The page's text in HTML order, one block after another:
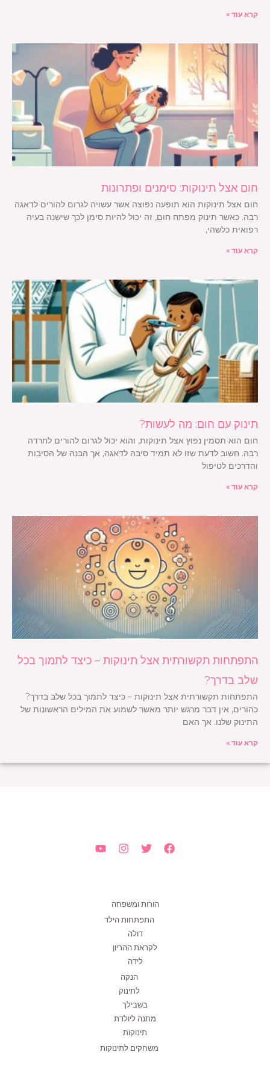
קרא עוד »
חום אצל תינוקות: סימנים ופתרונות
חום אצל תינוקות הוא תופעה נפוצה אשר עשויה לגרום להורים לדאגה
רבה. כאשר תינוק מפתח חום, זה יכול להיות סימן לכך שישנה בעיה
רפואית כלשהי,
קרא עוד »
תינוק עם חום: מה לעשות?
חום הוא תסמין נפוץ אצל תינוקות, והוא יכול לגרום להורים לחרדה
רבה. חשוב לדעת שזו לא תמיד סיבה לדאגה, אך הבנה של הסיבות
והדרכים לטיפול
קרא עוד »
התפתחות תקשורתית אצל תינוקות – כיצד לתמוך בכל
שלב בדרך?
התפתחות תקשורתית אצל תינוקות – כיצד לתמוך בכל שלב בדרך?
כהורים, אין דבר מרגש יותר מאשר לשמוע את המילים הראשונות של
התינוק שלנו. אך האם
קרא עוד »
הורות ומשפחה
התפתחות הילד
דולה
לקראת ההריון
לידה
הנקה
לתינוק
בשבילך
מתנה ליולדת
תינוקות
משחקים לתינוקות